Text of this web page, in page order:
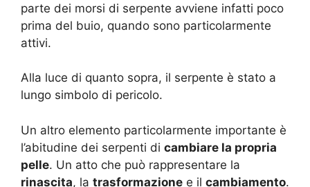
parte dei morsi di serpente avviene infatti poco
prima del buio, quando sono particolarmente
attivi.
Alla luce di quanto sopra, il serpente è stato a
lungo simbolo di pericolo.
Un altro elemento particolarmente importante è
l’abitudine dei serpenti di cambiare la propria
pelle. Un atto che può rappresentare la
rinascita, la trasformazione e il cambiamento.